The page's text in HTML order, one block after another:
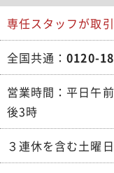
専任スタッフが取
全国共通：0120-
営業時間：平日午
後3時
３連休を含む土曜